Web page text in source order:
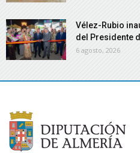
Vélez-Rubio
del Presidente
6 agosto, 2026